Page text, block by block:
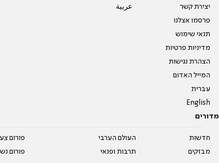
יצירת קשר
פרסמו אצלנו
תנאי שימוש
מדיניות פרטיות
הצהרת נגישות
המייל האדום
עברית
English
عربية
מדורים
חדשות
מבזקים
העולם הערבי
תרבות ופנאי
פורום
פורום